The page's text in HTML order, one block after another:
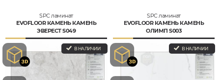
SPC ламинат
EVOFLOOR КАМЕНЬ КАМЕНЬ
ЭВЕРЕСТ S049
В НАЛИЧИИ
SPC ламинат
EVOFLOOR КАМЕНЬ КАМЕНЬ
ОЛИМП S003
В НАЛИЧИИ